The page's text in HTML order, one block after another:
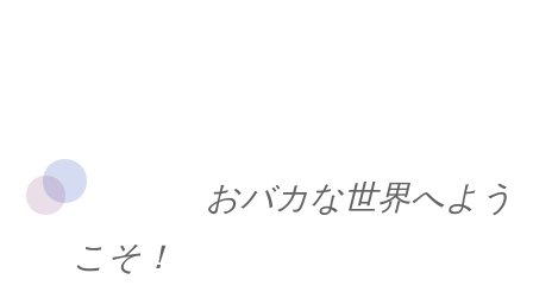
おバカな世界へよう
こそ！